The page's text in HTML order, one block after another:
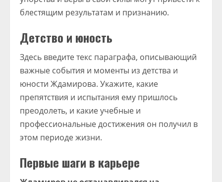
блестящим результатам и признанию.
Детство и юность
Здесь введите текс параграфа, описывающий
важные события и моменты из детства и
юности Ждамирова. Укажите, какие
препятствия и испытания ему пришлось
преодолеть, и какие учебные и
профессиональные достижения он получил в
этом периоде жизни.
Первые шаги в карьере